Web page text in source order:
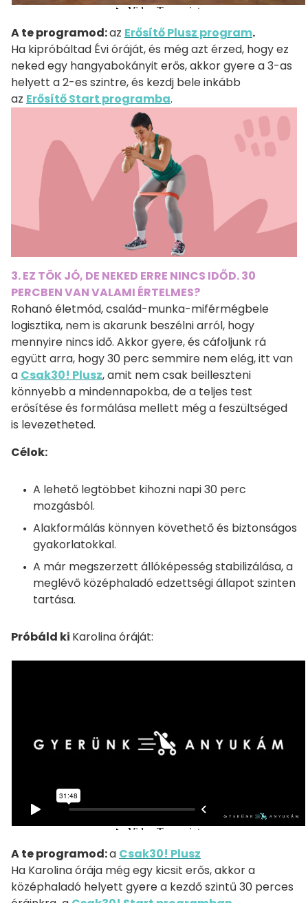
A te programod:az Erősítő Plusz program.
Ha kipróbáltad Évi óráját, és még azt érzed, hogy ez
neked egy hangyabokányit erős, akkor gyere a 3-as
helyett a 2-es szintre, és kezdj bele inkább
az Erősítő Start programba.
3. EZ TÖK JÓ, DE NEKED ERRE NINCS IDŐD. 30
PERCBEN VAN VALAMI ÉRTELMES?
Rohanó életmód, család-munka-miférmégbele
logisztika, nem is akarunk beszélni arról, hogy
mennyire nincs idő. Akkor gyere, és cáfoljunk rá
együtt arra, hogy 30 perc semmire nem elég, itt van
a Csak30! Plusz, amit nem csak beilleszteni
könnyebb a mindennapokba, de a teljes test
erősítése és formálása mellett még a feszültséged
is levezetheted.
Célok:
A lehető legtöbbet kihozni napi 30 perc
mozgásból.
Alakformálás könnyen követhető és biztonságos
gyakorlatokkal.
A már megszerzett állóképesség stabilizálása, a
meglévő középhaladó edzettségi állapot szinten
tartása.
Próbáld ki Karolina óráját:
A te programod:a Csak30! Plusz
Ha Karolina órája még egy kicsit erős, akkor a
középhaladó helyett gyere a kezdő szintű 30 perces